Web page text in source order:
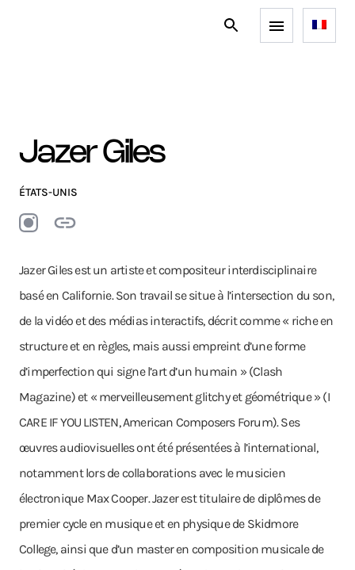
Jazer Giles
ÉTATS-UNIS
Jazer Giles est un artiste et compositeur interdisciplinaire
basé en Californie. Son travail se situe à l’intersection du son,
de la vidéo et des médias interactifs, décrit comme « riche en
structure et en règles, mais aussi empreint d’une forme
d’imperfection qui signe l’art d’un humain » (Clash
Magazine) et « merveilleusement glitchy et géométrique » (I
CARE IF YOU LISTEN, American Composers Forum). Ses
œuvres audiovisuelles ont été présentées à l’international,
notamment lors de collaborations avec le musicien
électronique Max Cooper. Jazer est titulaire de diplômes de
premier cycle en musique et en physique de Skidmore
College, ainsi que d’un master en composition musicale de